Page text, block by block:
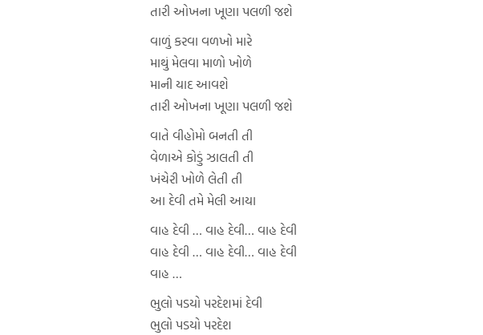
તારી ઓખના ખૂણા પલળી જશે
વાળું કરવા વળખો મારે
માથું મેલવા માળો ખોળે
માની યાદ આવશે
તારી ઓખના ખૂણા પલળી જશે
વાતે વીહોમો બનતી તી
વેળાએ કોડું ઝાલતી તી
ખંચેરી ખોળે લેતી તી
આ દેવી તમે મેલી આયા
વાહ દેવી … વાહ દેવી… વાહ દેવી
વાહ દેવી … વાહ દેવી… વાહ દેવી
વાહ …
ભુલો પડયો પરદેશમાં દેવી
ભુલો પડયો પરદેશ